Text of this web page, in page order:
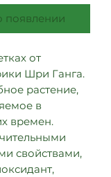
появлении
от
Шри Ганга.
растение,
в
времен.
свойствами,